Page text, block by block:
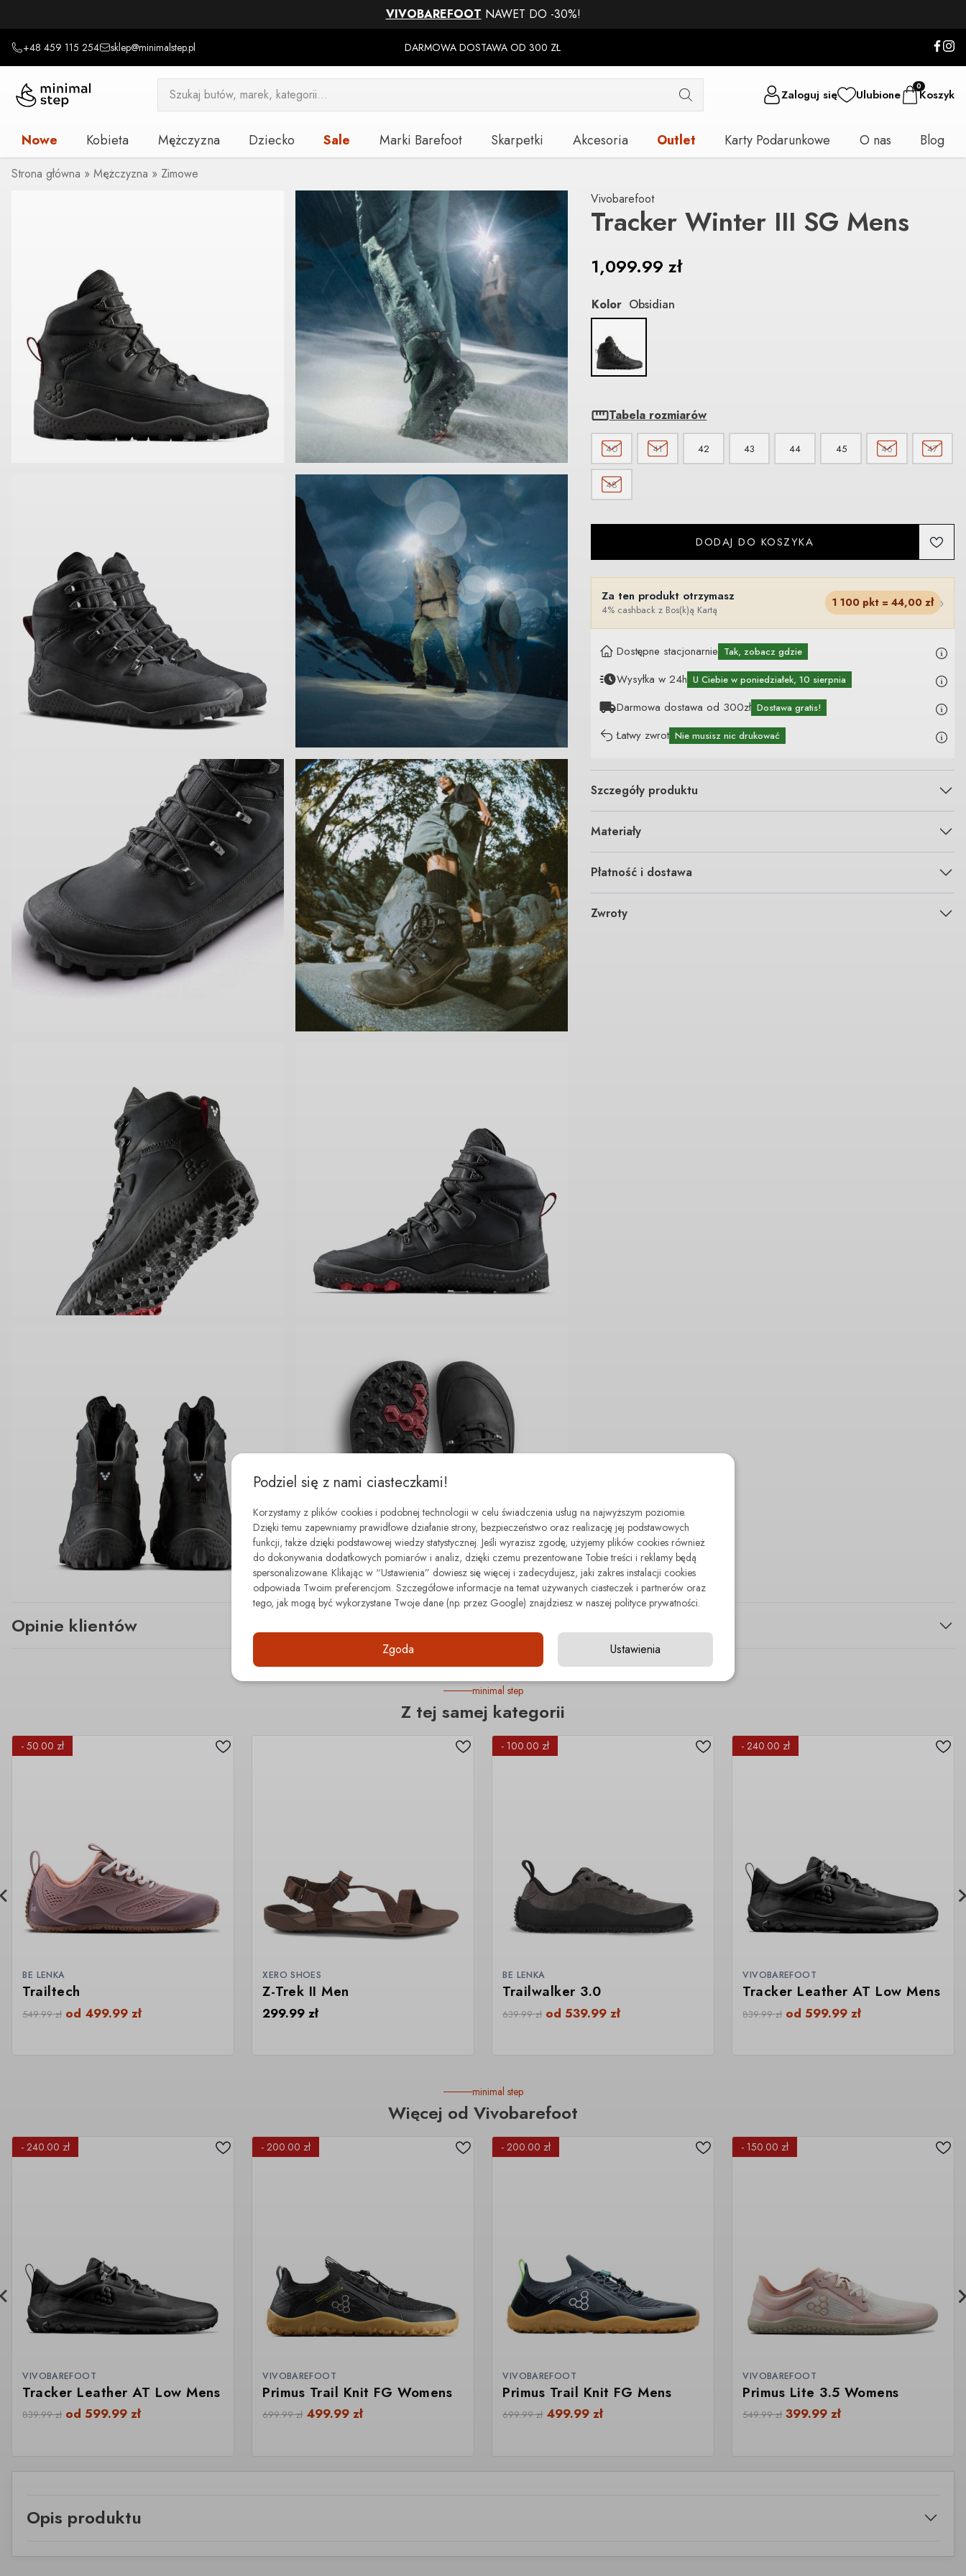
VIVOBAREFOOT NAWET DO -30%!
+48 459 115 254 sklep@minimalstep.pl DARMOWA DOSTAWA OD 300 ZŁ
Wyszukiwarka
produktów Zaloguj się Ulubione
0
Koszyk
Nowe Kobieta Mężczyzna Dziecko Sale Marki Barefoot Skarpetki Akcesoria Outlet Karty Podarunkowe O nas Blog
Strona główna » Mężczyzna » Zimowe
Vivobarefoot
Tracker Winter III SG Mens
1,099.99zł
Kolor Obsidian
Tabela rozmiarów
40 41 42 43 44 45 46 47
48
DODAJ DO KOSZYKA
Za ten produkt otrzymasz
4% cashback z Bos(k)ą Kartą
1 100 pkt = 44,00 zł ›
Dostępne stacjonarnie Tak, zobacz gdzie
Wysyłka w 24h U Ciebiew poniedziałek, 10 sierpnia
Darmowa dostawa od 300zł Dostawa gratis!
Łatwy zwrot Nie musisz nic drukować
Szczegóły produktu
Materiały
Płatność i dostawa
Zwroty
Opinie klientów
minimal step
Z tej samej kategorii
- 50.00 zł
BE LENKA
Trailtech
549.99zł od 499.99zł
XERO SHOES
Z-Trek II Men
299.99zł
- 100.00 zł
BE LENKA
Trailwalker 3.0
639.99zł od539.99zł
- 240.00 zł
VIVOBAREFOOT
Tracker Leather AT Low Mens
839.99zł od599.99zł
minimal step
Więcej od Vivobarefoot
- 240.00 zł
VIVOBAREFOOT
Tracker Leather AT Low Mens
839.99zł od599.99zł
- 200.00 zł
VIVOBAREFOOT
Primus Trail Knit FG Womens
699.99zł 499.99zł
- 200.00 zł
VIVOBAREFOOT
Primus Trail Knit FG Mens
699.99zł 499.99zł
- 150.00 zł
VIVOBAREFOOT
Primus Lite 3.5 Womens
549.99zł 399.99zł
Opis produktu
Podziel się z nami ciasteczkami!
Korzystamy z plików cookies i podobnej technologii w celu świadczenia usług na najwyższym poziomie.
Dzięki temu zapewniamy prawidłowe działanie strony, bezpieczeństwo oraz realizację jej podstawowych
funkcji, także dzięki podstawowej wiedzy statystycznej. Jeśli wyrazisz zgodę, użyjemy plików cookies również
do dokonywania dodatkowych pomiarów i analiz, dzięki czemu prezentowane Tobie treści i reklamy będą
spersonalizowane. Klikając w “Ustawienia” dowiesz się więcej i zadecydujesz, jaki zakres instalacji cookies
odpowiada Twoim preferencjom. Szczegółowe informacje na temat używanych ciasteczek i partnerów oraz
tego, jak mogą być wykorzystane Twoje dane (np. przez Google) znajdziesz w naszej polityce prywatności.
Zgoda Ustawienia